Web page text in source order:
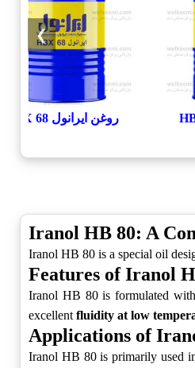
روغن ایرانول HBX 68
❯
Iranol HB 80: A
Iranol HB 80 is a special oil
Features of Iranol
Iranol HB 80 is formulated
excellentfluidity at low
Applications of
Iranol HB 80 is primarily used